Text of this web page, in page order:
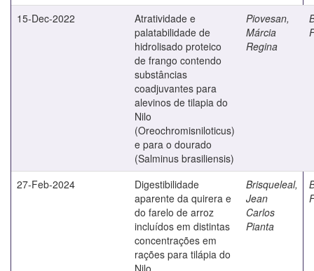
15-Dec-2022
Atratividade e
palatabilidade de
hidrolisado proteico
de frango contendo
substâncias
coadjuvantes para
alevinos de tilapia do
Nilo
(Oreochromisniloticus)
e para o dourado
(Salminus brasiliensis)
Piovesan,
Márcia
Regina
27-Feb-2024
Digestibilidade
aparente da quirera e
do farelo de arroz
incluídos em distintas
concentrações em
rações para tilápia do
Nilo
Brisqueleal,
Jean
Carlos
Pianta